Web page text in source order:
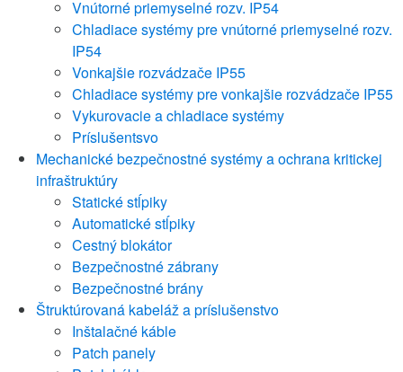
Vnútorné priemyselné rozv. IP54
Chladiace systémy pre vnútorné priemyselné rozv.
IP54
Vonkajšie rozvádzače IP55
Chladiace systémy pre vonkajšie rozvádzače IP55
Vykurovacie a chladiace systémy
Príslušentsvo
Mechanické bezpečnostné systémy a ochrana kritickej
infraštruktúry
Statické stĺpiky
Automatické stĺpiky
Cestný blokátor
Bezpečnostné zábrany
Bezpečnostné brány
Štruktúrovaná kabeláž a príslušenstvo
Inštalačné káble
Patch panely